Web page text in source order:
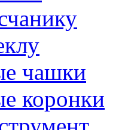
чашки
коронки